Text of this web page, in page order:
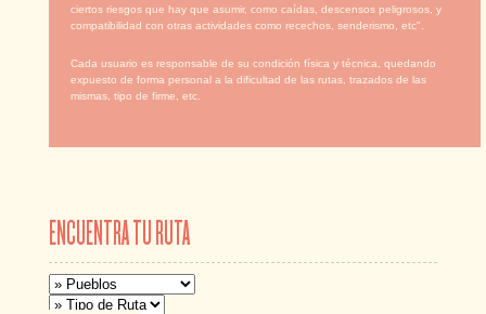
ciertos riesgos que hay que asumir, como caídas, descensos peligrosos, y
compatibilidad con otras actividades como recechos, senderismo, etc".
Cada usuario es responsable de su condición física y técnica, quedando
expuesto de forma personal a la dificultad de las rutas, trazados de las
mismas, tipo de firme, etc.
ENCUENTRA TU RUTA